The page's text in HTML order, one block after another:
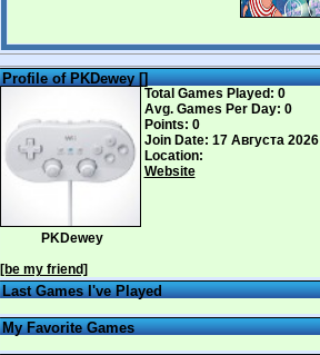
Profile of PKDewey []
PKDewey
[be my friend]
Total Games Played: 0
Avg. Games Per Day: 0
Points: 0
Join Date: 17 Августа 2026
Location:
Website
Last Games I've Played
My Favorite Games